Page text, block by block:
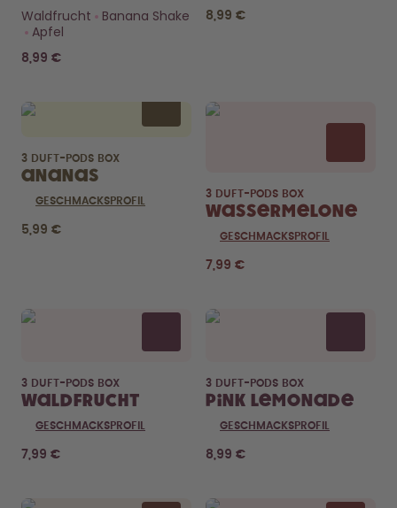
Waldfrucht
Banana Shake
Apfel
8,99 €
8,99 €
3 DUFT-PODS BOX
Ananas
GESCHMACKSPROFIL
5,99 €
3 DUFT-PODS BOX
Wassermelone
GESCHMACKSPROFIL
7,99 €
3 DUFT-PODS BOX
Waldfrucht
GESCHMACKSPROFIL
7,99 €
3 DUFT-PODS BOX
Pink Lemonade
GESCHMACKSPROFIL
8,99 €